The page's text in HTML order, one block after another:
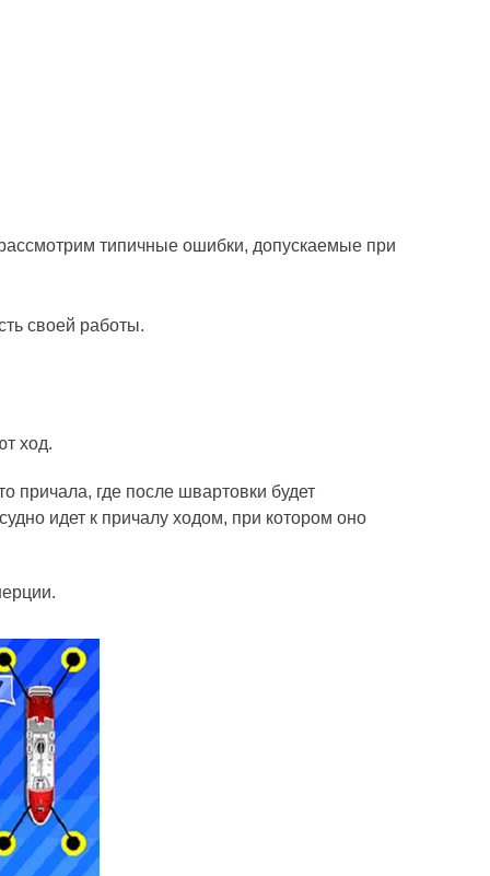
типичные ошибки, допускаемые при
своей работы.
ход.
причала, где после швартовки будет
идет к причалу ходом, при котором оно